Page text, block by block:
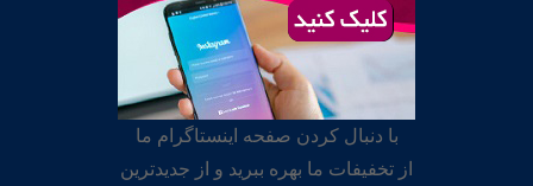
با دنبال کردن صفحه اینستاگرام ما
از تخفیفات ما بهره ببرید و از جدیدترین